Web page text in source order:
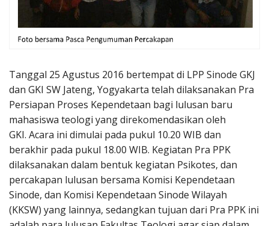
Tanggal 25 Agustus 2016 bertempat di LPP Sinode GKJ
dan GKI SW Jateng, Yogyakarta telah dilaksanakan Pra
Persiapan Proses Kependetaan bagi lulusan baru
mahasiswa teologi yang direkomendasikan oleh
GKI. Acara ini dimulai pada pukul 10.20 WIB dan
berakhir pada pukul 18.00 WIB. Kegiatan Pra PPK
dilaksanakan dalam bentuk kegiatan Psikotes, dan
percakapan lulusan bersama Komisi Kependetaan
Sinode, dan Komisi Kependetaan Sinode Wilayah
(KKSW) yang lainnya, sedangkan tujuan dari Pra PPK ini